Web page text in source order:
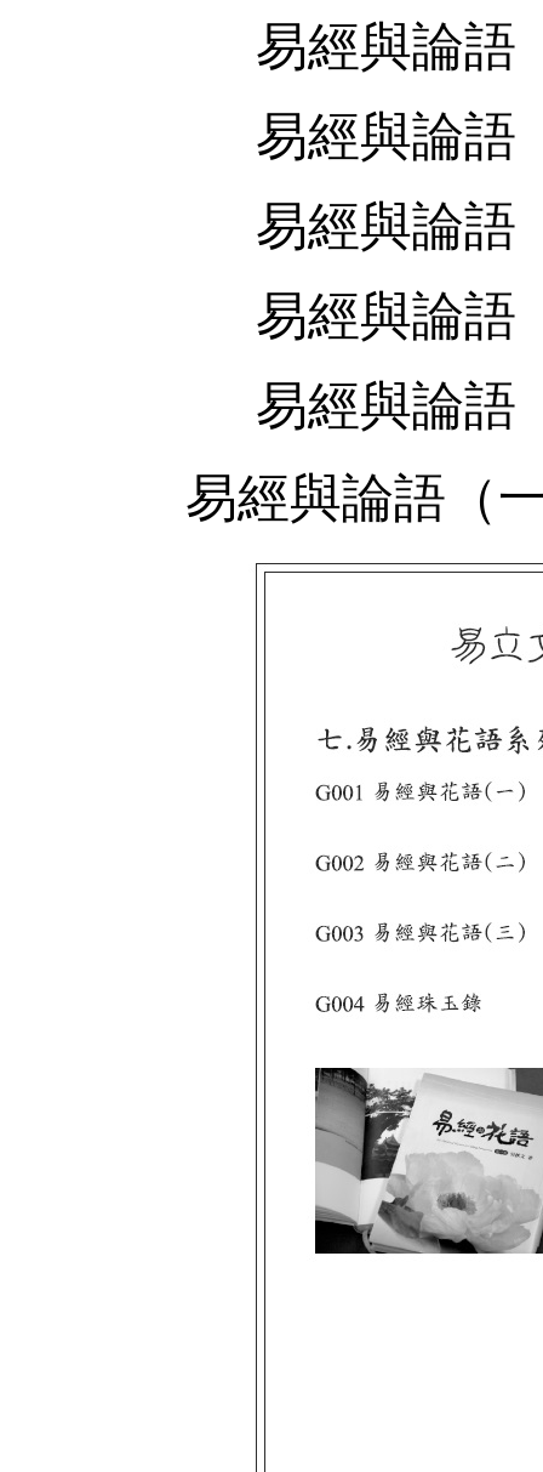
易經與論語
易經與論語
易經與論語
易經與論語
易經與論語
易經與論語（